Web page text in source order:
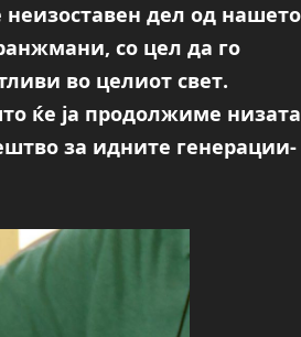
неизоставен дел од нашето
со цел да го
во целиот свет.
ќе ја продолжиме низата
за идните генерации-